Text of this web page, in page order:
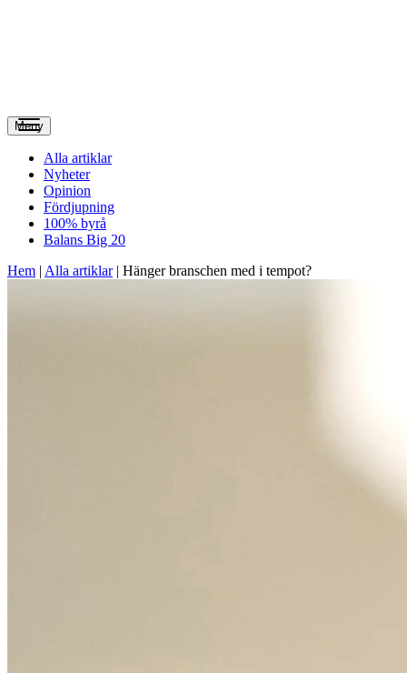
Meny
Alla artiklar
Nyheter
Opinion
Fördjupning
100% byrå
Balans Big 20
Hem | Alla artiklar| Hänger branschen med i tempot?